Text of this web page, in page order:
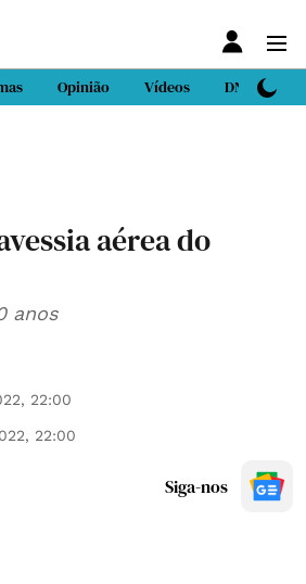
Opinião Vídeos DN Sport
aérea do
anos
22:00
22:00
Siga-nos